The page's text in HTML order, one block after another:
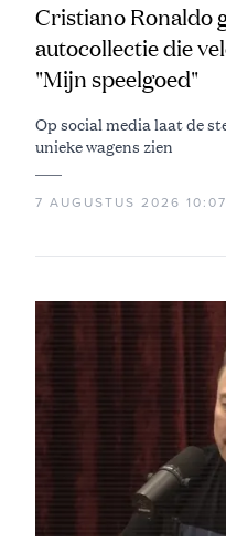
Cristiano Ronaldo
autocollectie die
"Mijn speelgoed"
Op social media laat de
unieke wagens zien
7 AUGUSTUS 2026 10:07